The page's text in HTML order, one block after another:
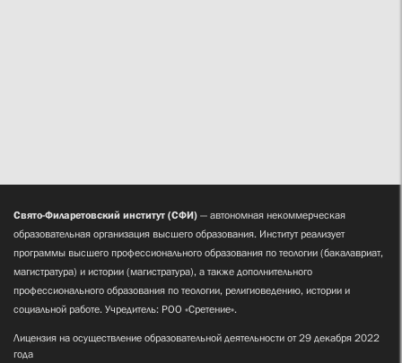
Свято-Филаретовский институт (СФИ) — автономная некоммерческая
образовательная организация высшего образования. Институт реализует
программы высшего профессионального образования по теологии (бакалавриат,
магистратура) и истории (магистратура), а также дополнительного
профессионального образования по теологии, религиоведению, истории и
социальной работе. Учредитель: РОО «Сретение».
Лицензия на осуществление образовательной деятельности от 29 декабря 2022
года